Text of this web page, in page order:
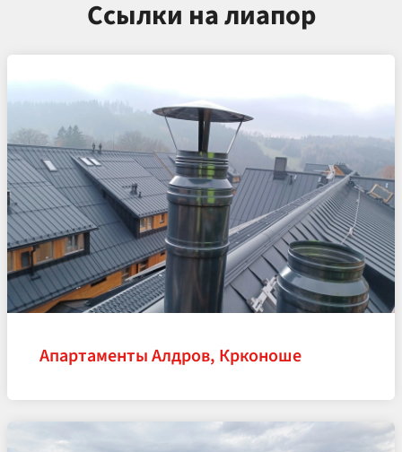
Ссылки на лиапор
Апартаменты Алдров, Крконоше